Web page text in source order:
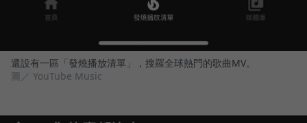
還設有一區「發燒播放清單」，搜羅全球熱門的歌曲MV。
圖／ YouTube Music